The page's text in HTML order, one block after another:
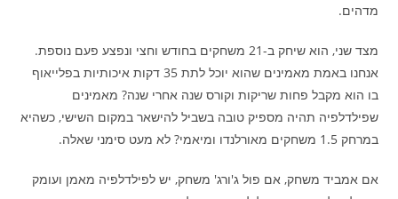
מדהים.
מצד שני, הוא שיחק ב-21 משחקים בחודש וחצי ונפצע פעם נוספת.
אנחנו באמת מאמינים שהוא יוכל לתת 35 דקות איכותיות בפלייאוף
בו הוא מקבל פחות שריקות וקורס שנה אחרי שנה? מאמינים
שפילדלפיה תהיה מספיק טובה בשביל להישאר במקום השישי, כשהיא
במרחק 1.5 משחקים מאורלנדו ומיאמי? לא מעט סימני שאלה.
אם אמביד משחק, אם פול ג'ורג' משחק, יש לפילדלפיה מאמן ועומק